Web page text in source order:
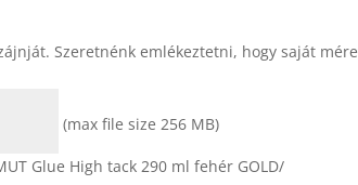
Szeretnénk emlékeztetni, hogy saját
(max file size 256 MB)
Glue High tack 290 ml fehér GOLD/